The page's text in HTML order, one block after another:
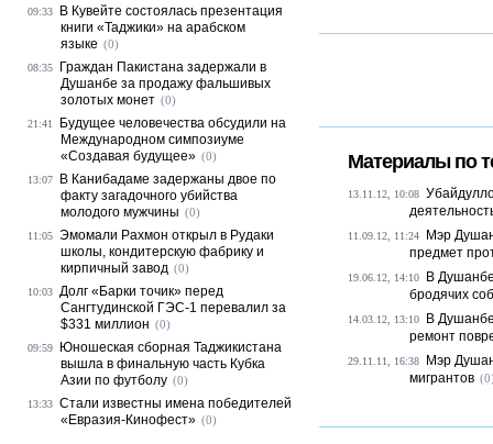
Материалы по
13.11.12, 10:08
11.09.12, 11:24
Мэр
предмет
19.06.12, 14:10
В
бродячих
14.03.12, 13:10
В
ремонт
29.11.11, 16:38
Мэр
мигрантов
09:33
В Кувейте состоялась презентация
книги «Таджики» на арабском
языке (0)
08:35
Граждан Пакистана задержали в
Душанбе за продажу фальшивых
золотых монет (0)
21:41
Будущее человечества обсудили на
Международном симпозиуме
«Создавая будущее» (0)
13:07
В Канибадаме задержаны двое по
факту загадочного убийства
молодого мужчины (0)
11:05 Эмомали Рахмон открыл в Рудаки
школы, кондитерскую фабрику и
кирпичный завод (0)
10:03 Долг «Барки точик» перед
Сангтудинской ГЭС-1 перевалил за
$331 миллион (0)
09:59
Юношеская сборная Таджикистана
вышла в финальную часть Кубка
Азии по футболу (0)
13:33 Стали известны имена победителей
«Евразия-Кинофест» (0)